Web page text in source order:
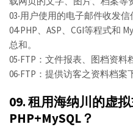
03‧用户使用的电子邮件收发信
04‧PHP、ASP、CGI等程式和
总和。
05‧FTP：文件报表、图档资料
06‧FTP：提供访客之资料档案
09. 租用海纳川的虚
PHP+MySQL？